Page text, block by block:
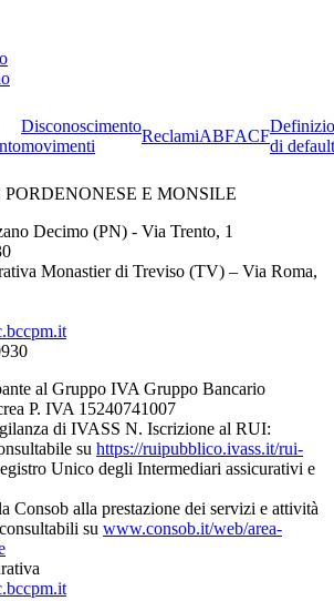
Disconoscimento
movimenti
ReclamiABFACF
di default
Decimo (PN) - Via Trento, 1
Monastier di Treviso (TV) – Via Roma,
al Gruppo IVA Gruppo Bancario
P. IVA 15240741007
di IVASS N. Iscrizione al RUI:
su https://ruipubblico.ivass.it/rui-
Unico degli Intermediari assicurativi e
Consob alla prestazione dei servizi e attività
su www.consob.it/web/area-